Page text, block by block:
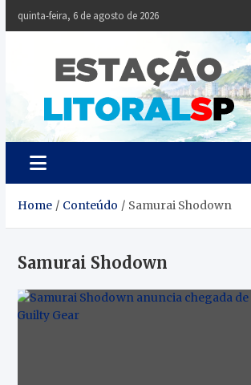
quinta-feira, 6 de agosto de 2026
Home Conteúdo Samurai Shodown
Samurai Shodown